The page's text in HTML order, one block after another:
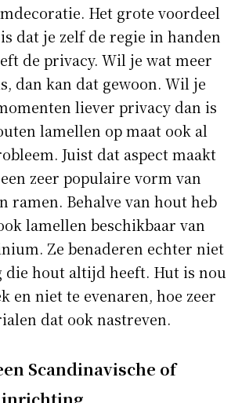
Het grote voordeel
dat je zelf de regie in handen
de privacy. Wil je wat meer
dan kan dat gewoon. Wil je
liever privacy dan is
lamellen op maat ook al
Juist dat aspect maakt
zeer populaire vorm van
ramen. Behalve van hout heb
lamellen beschikbaar van
Ze benaderen echter niet
hout altijd heeft. Hut is nou
en niet te evenaren, hoe zeer
dat ook nastreven.
Scandinavische of